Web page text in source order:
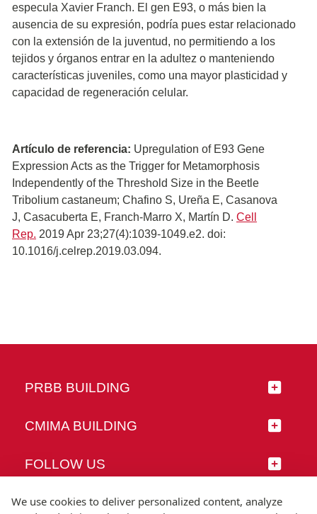
especula Xavier Franch. El gen E93, o más bien la
ausencia de su expresión, podría pues estar relacionado
con la extensión de la juventud, no permitiendo a los
tejidos y órganos entrar en la adultez o manteniendo
características juveniles, como una mayor plasticidad y
capacidad de regeneración celular.
Artículo de referencia: Upregulation of E93 Gene
Expression Acts as the Trigger for Metamorphosis
Independently of the Threshold Size in the Beetle
Tribolium castaneum; Chafino S, Ureña E, Casanova
J, Casacuberta E, Franch-Marro X, Martín D. Cell
Rep. 2019 Apr 23;27(4):1039-1049.e2. doi:
10.1016/j.celrep.2019.03.094.
PRBB BUILDING
CMIMA BUILDING
FOLLOW US
We use cookies to deliver personalized content, analyze